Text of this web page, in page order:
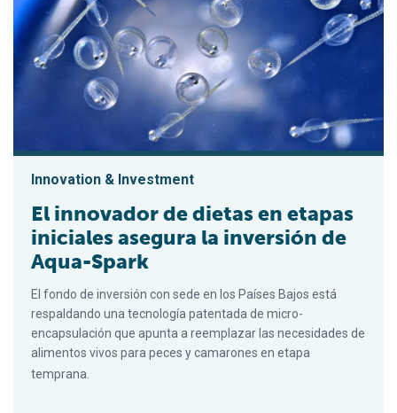
Innovation & Investment
El innovador de dietas en etapas
iniciales asegura la inversión de
Aqua-Spark
El fondo de inversión con sede en los Países Bajos está
respaldando una tecnología patentada de micro-
encapsulación que apunta a reemplazar las necesidades de
alimentos vivos para peces y camarones en etapa
temprana.